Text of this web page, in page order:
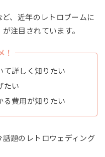
、近年のレトロブームに
が注目されています。
！
て詳しく知りたい
たい
る費用が知りたい
題のレトロウェディング